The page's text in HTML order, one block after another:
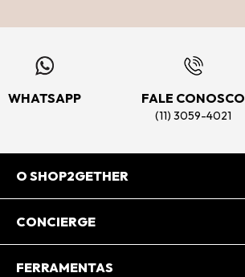
WHATSAPP FALE CONOSCO
(11) 3059-4021
O SHOP2GETHER
Sobre Nós
CONCIERGE
Central de Relacionamento
FERRAMENTAS